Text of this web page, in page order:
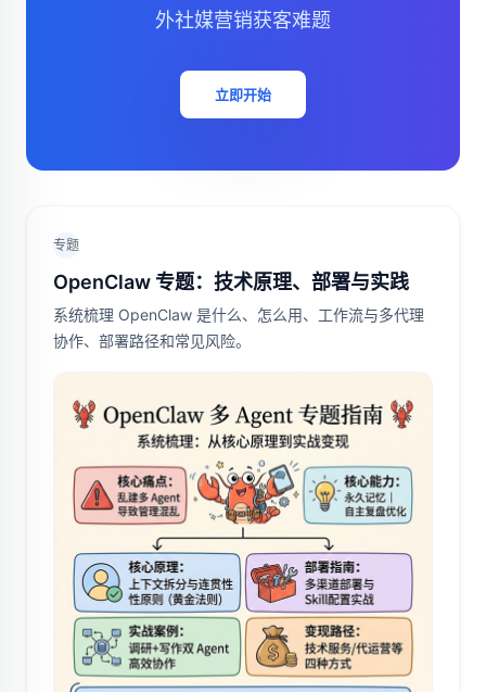
外社媒营销获客难题
立即开始
专题
OpenClaw 专题：技术原理、部署与实践
系统梳理 OpenClaw 是什么、怎么用、工作流与多代理
协作、部署路径和常见风险。